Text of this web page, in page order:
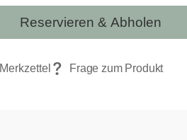
Reservieren & Abholen